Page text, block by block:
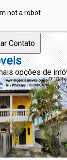
Contato
opções de